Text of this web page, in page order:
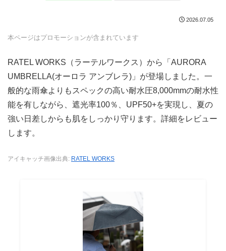
2026.07.05
本ページはプロモーションが含まれています
RATEL WORKS（ラーテルワークス）から「AURORA
UMBRELLA(オーロラ アンブレラ)」が登場しました。一
般的な雨傘よりもスペックの高い耐水圧8,000mmの耐水性
能を有しながら、遮光率100％、UPF50+を実現し、夏の
強い日差しからも肌をしっかり守ります。詳細をレビュー
します。
アイキャッチ画像出典: RATEL WORKS